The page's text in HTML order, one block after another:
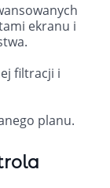
ekranu i
filtracji i
planu.